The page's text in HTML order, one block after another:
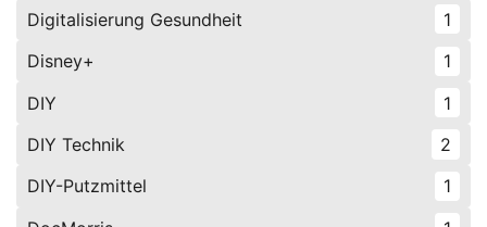
Digitalisierung Gesundheit
1
Disney+
1
DIY
1
DIY Technik
2
DIY-Putzmittel
1